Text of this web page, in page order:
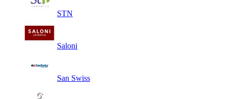
STN
Saloni
San Swiss